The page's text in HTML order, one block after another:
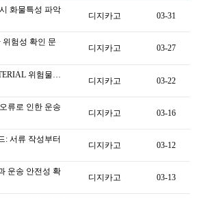
화물특성 파악
디지카고 03-31
험성 확인 문
디지카고 03-27
위험물…
디지카고 03-22
류로 인한 운송
디지카고 03-16
: 서류 작성부터
디지카고 03-12
운송 안전성 확
디지카고 03-13